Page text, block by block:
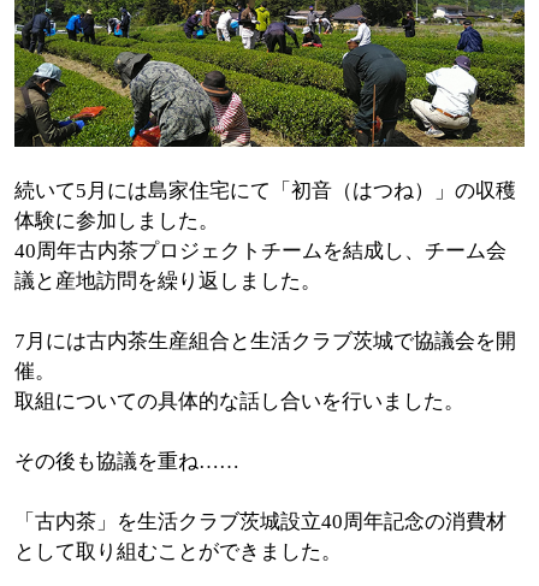
続いて5月には島家住宅にて「初音（はつね）」の収穫
体験に参加しました。
40周年古内茶プロジェクトチームを結成し、チーム会
議と産地訪問を繰り返しました。
7月には古内茶生産組合と生活クラブ茨城で協議会を開
催。
取組についての具体的な話し合いを行いました。
その後も協議を重ね……
「古内茶」を生活クラブ茨城設立40周年記念の消費材
として取り組むことができました。